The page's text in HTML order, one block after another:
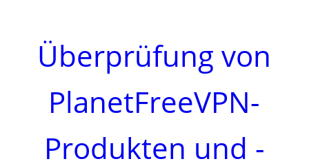
Überprüfung von
PlanetFreeVPN-
Produkten und -